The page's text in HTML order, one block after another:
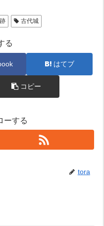
古代城
る
はてブ
コピー
ーする
tora